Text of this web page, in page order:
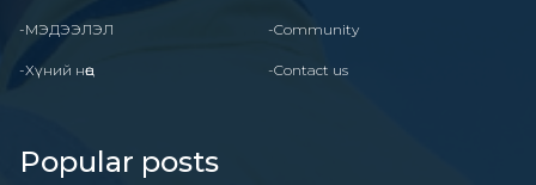
-МЭДЭЭЛЭЛ
-Хүний нөөц
-Community
-Contact us
Popular posts